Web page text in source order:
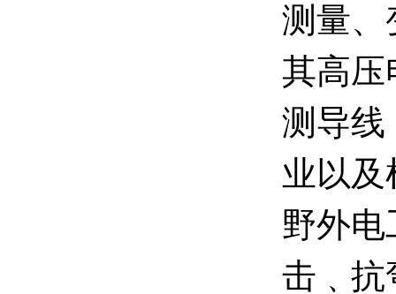
测量、
其高压
测导线
业以
野外
击﹑抗